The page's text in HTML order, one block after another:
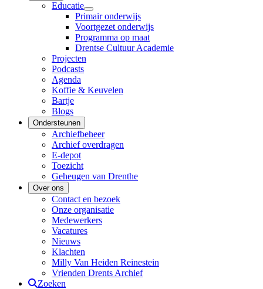
Educatie
Primair onderwijs
Voortgezet onderwijs
Programma op maat
Drentse Cultuur Academie
Projecten
Podcasts
Agenda
Koffie & Keuvelen
Bartje
Blogs
Ondersteunen
Archiefbeheer
Archief overdragen
E-depot
Toezicht
Geheugen van Drenthe
Over ons
Contact en bezoek
Onze organisatie
Medewerkers
Vacatures
Nieuws
Klachten
Milly Van Heiden Reinestein
Vrienden Drents Archief
Zoeken